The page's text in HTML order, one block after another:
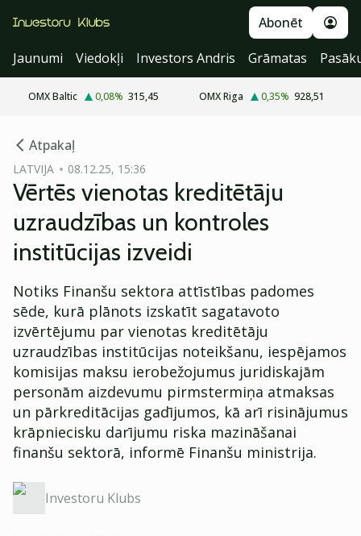
Abonēt
Jaunumi
Viedokļi Investors Andris Grāmatas
OMX Baltic 0,08% 315,45 OMX Riga 0,35% 928,51
Atpakaļ
LATVIJA 08.12.25, 15:36
Vērtēs vienotas kreditētāju
uzraudzības un kontroles
institūcijas izveidi
Notiks Finanšu sektora attīstības padomes
sēde, kurā plānots izskatīt sagatavoto
izvērtējumu par vienotas kreditētāju
uzraudzības institūcijas noteikšanu, iespējamos
komisijas maksu ierobežojumus juridiskajām
personām aizdevumu pirmstermiņa atmaksas
un pārkreditācijas gadījumos, kā arī risinājumus
krāpniecisku darījumu riska mazināšanai
finanšu sektorā, informē Finanšu ministrija.
Investoru Klubs